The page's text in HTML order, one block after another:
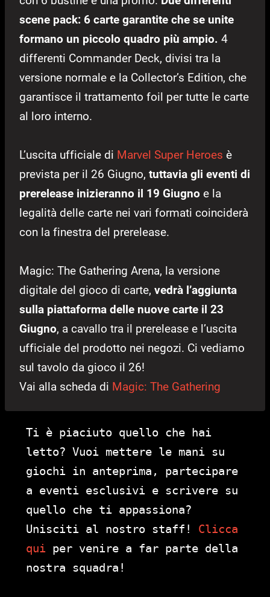
scene pack: 6 carte garantite che se unite
formano un piccolo quadro più ampio. 4
differenti Commander Deck, divisi tra la
versione normale e la Collector’s Edition, che
garantisce il trattamento foil per tutte le carte
al loro interno.
L’uscita ufficiale di Marvel Super Heroes è
prevista per il 26 Giugno, tuttavia gli eventi di
prerelease inizieranno il 19 Giugno e la
legalità delle carte nei vari formati coinciderà
con la finestra del prerelease.
Magic: The Gathering Arena, la versione
digitale del gioco di carte, vedrà l’aggiunta
sulla piattaforma delle nuove carte il 23
Giugno, a cavallo tra il prerelease e l’uscita
ufficiale del prodotto nei negozi. Ci vediamo
sul tavolo da gioco il 26!
Vai alla scheda di Magic: The Gathering
Ti è piaciuto quello che hai
letto? Vuoi mettere le mani su
giochi in anteprima, partecipare
a eventi esclusivi e scrivere su
quello che ti appassiona?
Unisciti al nostro staff! Clicca
qui per venire a far parte della
nostra squadra!